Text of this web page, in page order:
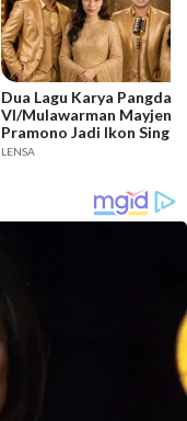
Dua Lagu Karya Pangdam
VI/Mulawarman Mayjen
Pramono Jadi Ikon
Competition HUT Ke-81
LENSA